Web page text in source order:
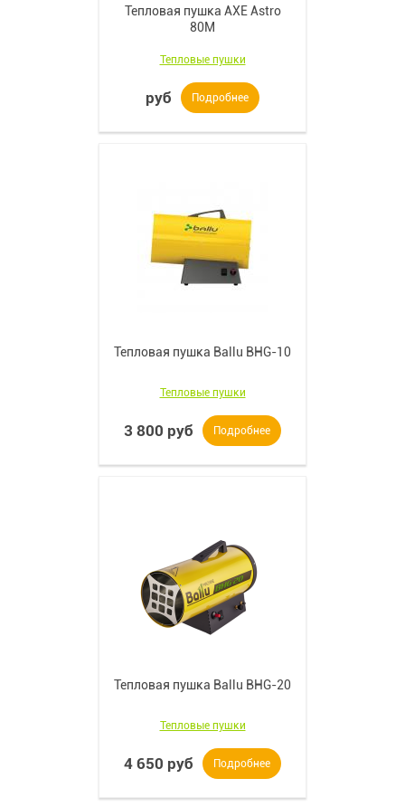
Тепловая пушка AXE Astro
80M
Тепловые пушки
руб Подробнее
Тепловая пушка Ballu BHG-10
Тепловые пушки
3 800 руб Подробнее
Тепловая пушка Ballu BHG-20
Тепловые пушки
4 650 руб Подробнее